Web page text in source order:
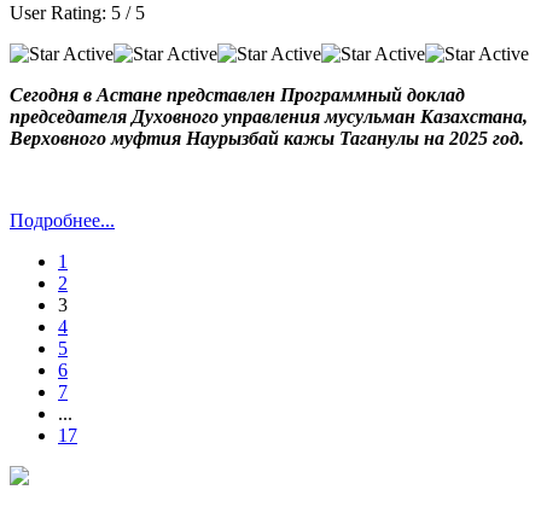
User Rating: 5 / 5
Сегодня в Астане представлен Программный доклад
председателя Духовного управления мусульман Казахстана,
Верховного муфтия Наурызбай кажы Таганулы на 2025 год.
Подробнее...
1
2
3
4
5
6
7
...
17